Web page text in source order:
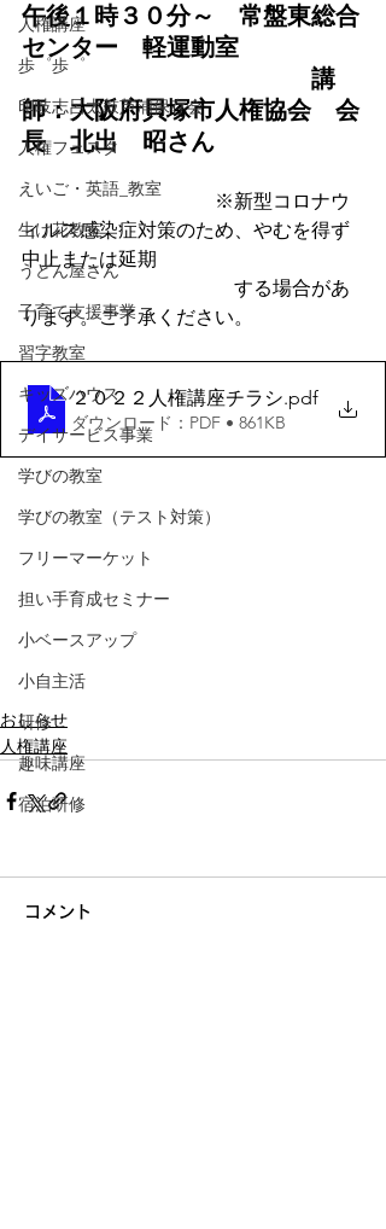
人権講座
歩゜歩゜
印岐志呂太鼓芦浦保存会
人権フェスタ
えいご・英語_教室
生け花教室
うどん屋さん
子育て支援事業
習字教室
キッズハウス
デイサービス事業
学びの教室
学びの教室（テスト対策）
フリーマーケット
担い手育成セミナー
小ベースアップ
小自主活
研修
趣味講座
宿泊研修
午後１時３０分～　常盤東総合
センター　軽運動室
講
師：大阪府貝塚市人権協会　会
長　北出　昭さん
※新型コロナウ
ィルス感染症対策のため、やむを得ず
中止または延期
する場合があ
ります。ご了承ください。
２０２２人権講座チラシ.pdf
ダウンロード：PDF • 861KB
おしらせ
人権講座
コメント